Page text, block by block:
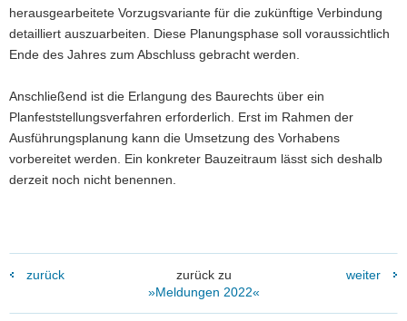
herausgearbeitete Vorzugsvariante für die zukünftige Verbindung
detailliert auszuarbeiten. Diese Planungsphase soll voraussichtlich
Ende des Jahres zum Abschluss gebracht werden.
Anschließend ist die Erlangung des Baurechts über ein
Planfeststellungsverfahren erforderlich. Erst im Rahmen der
Ausführungsplanung kann die Umsetzung des Vorhabens
vorbereitet werden. Ein konkreter Bauzeitraum lässt sich deshalb
derzeit noch nicht benennen.
zurück
zurück zu
»Meldungen 2022«
weiter